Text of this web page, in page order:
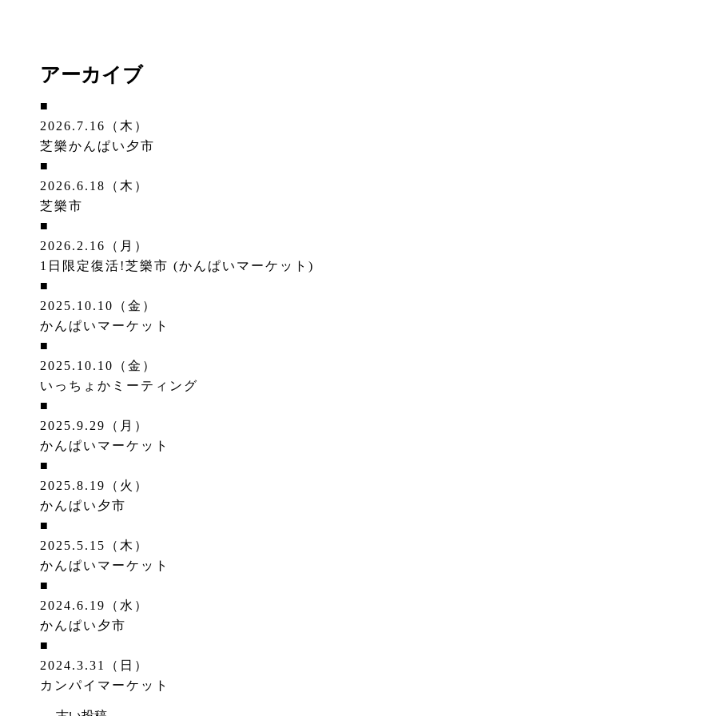
アーカイブ
■
2026.7.16（木）
芝樂かんぱい夕市
■
2026.6.18（木）
芝樂市
■
2026.2.16（月）
1日限定復活!芝樂市 (かんぱいマーケット)
■
2025.10.10（金）
かんぱいマーケット
■
2025.10.10（金）
いっちょかミーティング
■
2025.9.29（月）
かんぱいマーケット
■
2025.8.19（火）
かんぱい夕市
■
2025.5.15（木）
かんぱいマーケット
■
2024.6.19（水）
かんぱい夕市
■
2024.3.31（日）
カンパイマーケット